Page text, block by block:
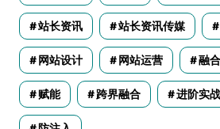
站长资讯 站长资讯传媒
网站设计 网站运营 融合
赋能 跨界融合 进阶实战